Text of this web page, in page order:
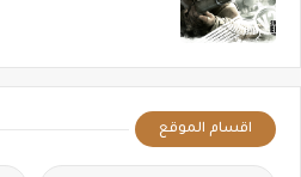
اقسام الموقع